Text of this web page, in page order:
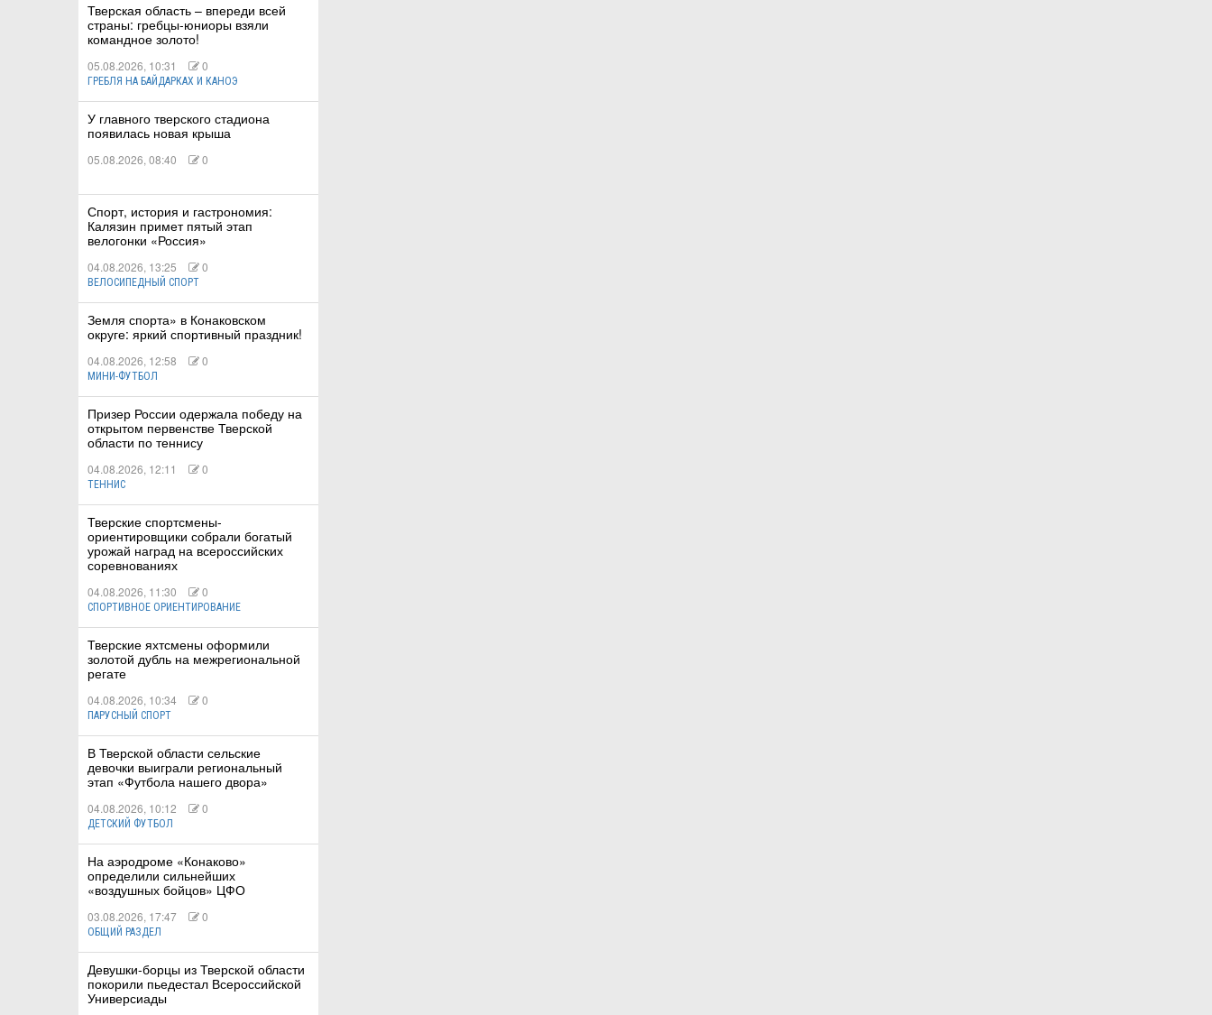
Тверская область – впереди всей
страны: гребцы-юниоры взяли
командное золото!
05.08.2026, 10:31 0
ГРЕБЛЯ НА БАЙДАРКАХ И КАНОЭ
У главного тверского стадиона
появилась новая крыша
05.08.2026, 08:40 0
Спорт, история и гастрономия:
Калязин примет пятый этап
велогонки «Россия»
04.08.2026, 13:25 0
ВЕЛОСИПЕДНЫЙ СПОРТ
Земля спорта» в Конаковском
округе: яркий спортивный праздник!
04.08.2026, 12:58 0
МИНИ-ФУТБОЛ
Призер России одержала победу на
открытом первенстве Тверской
области по теннису
04.08.2026, 12:11 0
ТЕННИС
Тверские спортсмены-
ориентировщики собрали богатый
урожай наград на всероссийских
соревнованиях
04.08.2026, 11:30 0
СПОРТИВНОЕ ОРИЕНТИРОВАНИЕ
Тверские яхтсмены оформили
золотой дубль на межрегиональной
регате
04.08.2026, 10:34 0
ПАРУСНЫЙ СПОРТ
В Тверской области сельские
девочки выиграли региональный
этап «Футбола нашего двора»
04.08.2026, 10:12 0
ДЕТСКИЙ ФУТБОЛ
На аэродроме «Конаково»
определили сильнейших
«воздушных бойцов» ЦФО
03.08.2026, 17:47 0
ОБЩИЙ РАЗДЕЛ
Девушки-борцы из Тверской области
покорили пьедестал Всероссийской
Универсиады